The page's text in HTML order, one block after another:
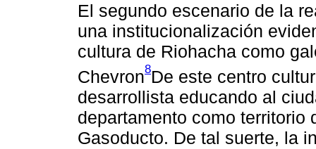
El segundo escenario de la
una institucionalización
cultura de Riohacha como
Chevron8De este centro
desarrollista educando al
departamento como territorio
Gasoducto. De tal suerte, la